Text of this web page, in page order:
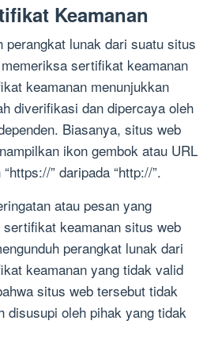
Keamanan
perangkat lunak dari suatu situs
sertifikat keamanan
keamanan menunjukkan
diverifikasi dan dipercaya oleh
Biasanya, situs web
ikon gembok atau URL
” daripada “http://”.
atau pesan yang
sertifikat keamanan situs web
perangkat lunak dari
keamanan yang tidak valid
situs web tersebut tidak
disusupi oleh pihak yang tidak